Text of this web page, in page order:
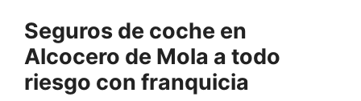
Seguros de coche en
Alcocero de Mola a todo
riesgo con franquicia